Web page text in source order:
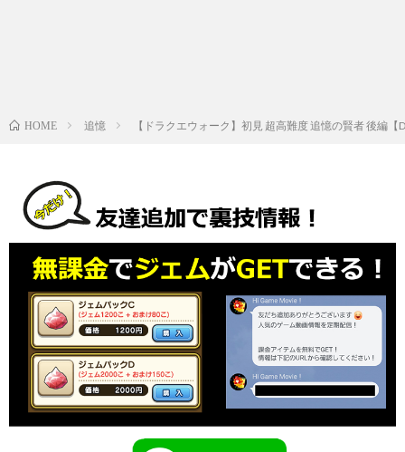
HOME 追憶 【ドラクエウォーク】初見 超高難度 追憶の賢者 後編【